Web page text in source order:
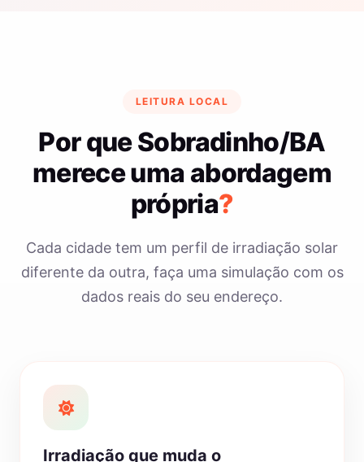
LEITURA LOCAL
Por que Sobradinho/BA
merece uma abordagem
própria?
Cada cidade tem um perfil de irradiação solar
diferente da outra, faça uma simulação com os
dados reais do seu endereço.
Irradiação que muda o